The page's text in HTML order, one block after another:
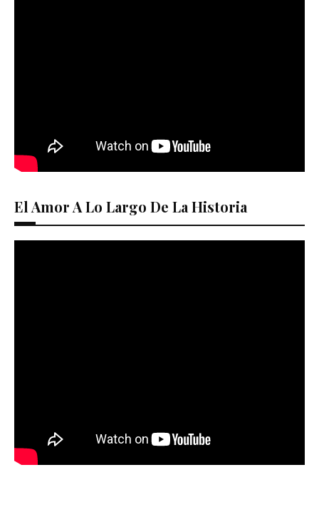
El Amor A Lo Largo De La Historia